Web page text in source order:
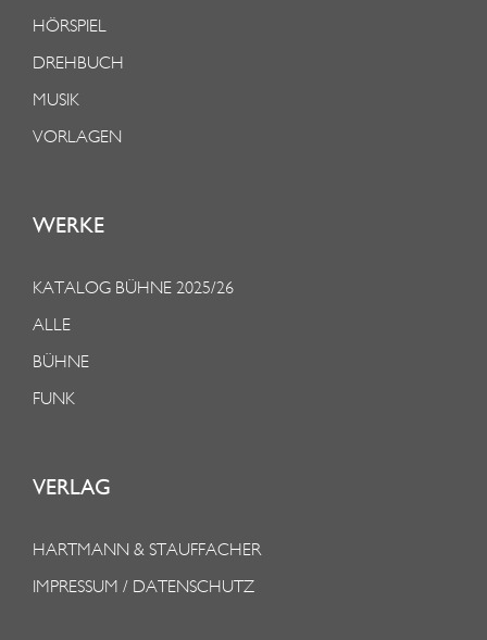
HÖRSPIEL
DREHBUCH
MUSIK
VORLAGEN
WERKE
KATALOG BÜHNE 2025/26
ALLE
BÜHNE
FUNK
VERLAG
HARTMANN & STAUFFACHER
IMPRESSUM / DATENSCHUTZ